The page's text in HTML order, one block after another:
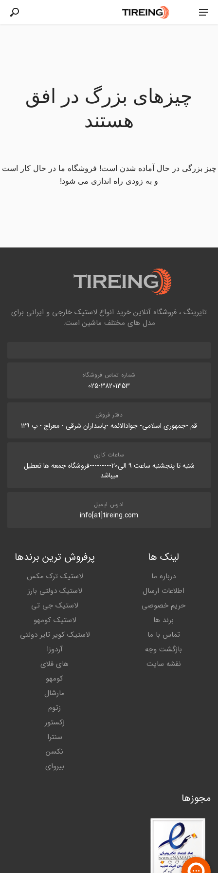
چیزهای بزرگ در افق
هستند
چیز بزرگی در حال آماده شدن است! فروشگاه ما در حال کار است
و به زودی راه اندازی می شود!
تایرینگ ، فروشگاه آنلاین خرید انواع لاستیک خارجی و ایرانی برای
مدل های مختلف ماشین است.
شماره تماس فروشگاه
025-38201353
دفتر فروش
قم -جمهوری اسلامی- جوادالائمه -پاسداران شرقی - معراج - پ ۱۲۹
ساعات کاری
شنبه تا پنجشنبه ساعت 9 الی20---------فروشگاه جمعه ها تعطیل
میباشد
ادرس ایمیل
info[at]tireing.com
لینک ها
درباره ما
اطلاعات ارسال
حریم خصوصی
برند ها
تماس با ما
بازگشت وجه
نقشه سایت
پرفروش ترین برندها
لاستیک ترک مکس
لاستیک دولتی بارز
لاستیک جی تی
لاستیک کومهو
لاستیک کویر تایر دولتی
آردوزا
های فلای
کومهو
مارشال
زتوم
زکستور
سنترا
نکسن
بیروای
مجوزها